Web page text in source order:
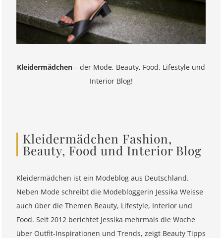
Kleidermädchen – der Mode, Beauty, Food, Lifestyle und
Interior Blog!
Kleidermädchen Fashion,
Beauty, Food und Interior Blog
Kleidermädchen ist ein Modeblog aus Deutschland.
Neben Mode schreibt die Modebloggerin Jessika Weisse
auch über die Themen Beauty, Lifestyle, Interior und
Food. Seit 2012 berichtet Jessika mehrmals die Woche
über Outfit-Inspirationen und Trends, zeigt Beauty Tipps